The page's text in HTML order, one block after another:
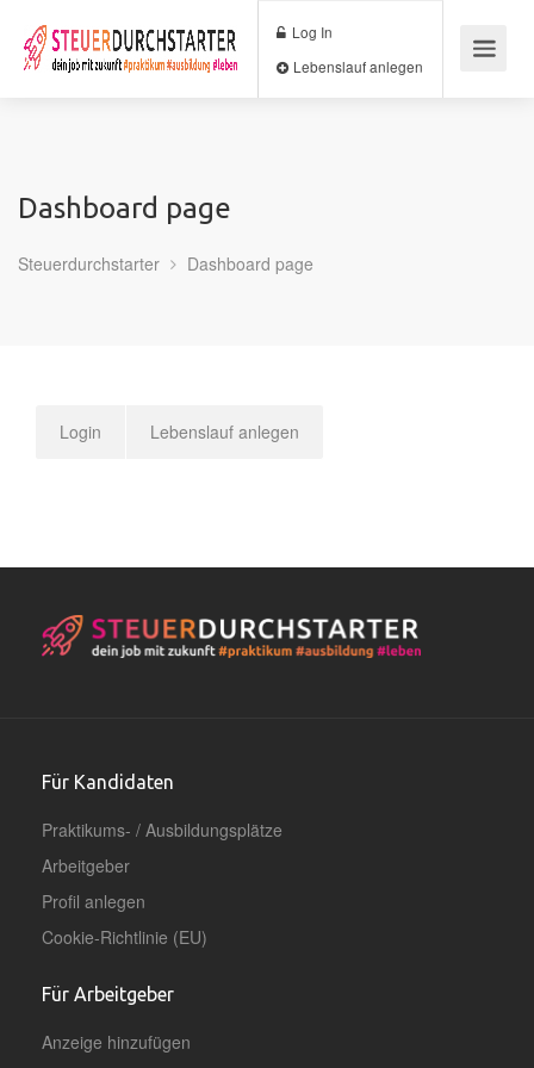
Lebenslauf anlegen
Dashboard page
Steuerdurchstarter Dashboard page
Login Lebenslauf anlegen
Für Kandidaten
Praktikums- / Ausbildungsplätze
Arbeitgeber
Profil anlegen
Cookie-Richtlinie (EU)
Für Arbeitgeber
Anzeige hinzufügen